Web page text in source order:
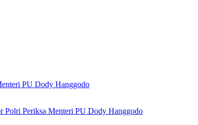
PU Dody Hanggodo
Periksa Menteri PU Dody Hanggodo